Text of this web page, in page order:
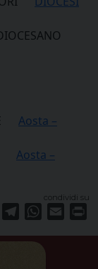
Aosta –
Aosta –
condividi su
LinkedInTelegramWhatsApp
Email